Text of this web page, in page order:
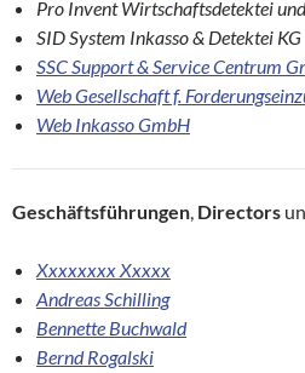
Pro Invent Wirtschaftsdetektei
SID System Inkasso & Detektei KG
SSC Support & Service Centrum
Web Gesellschaft f.
Web Inkasso GmbH
Geschäftsführungen, Directors
Xxxxxxxx Xxxxx
Andreas Schilling
Bennette Buchwald
Bernd Rogalski